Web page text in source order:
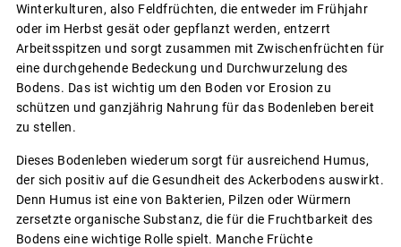
Winterkulturen, also Feldfrüchten, die entweder im Frühjahr
oder im Herbst gesät oder gepflanzt werden, entzerrt
Arbeitsspitzen und sorgt zusammen mit Zwischenfrüchten für
eine durchgehende Bedeckung und Durchwurzelung des
Bodens. Das ist wichtig um den Boden vor Erosion zu
schützen und ganzjährig Nahrung für das Bodenleben bereit
zu stellen.
Dieses Bodenleben wiederum sorgt für ausreichend Humus,
der sich positiv auf die Gesundheit des Ackerbodens auswirkt.
Denn Humus ist eine von Bakterien, Pilzen oder Würmern
zersetzte organische Substanz, die für die Fruchtbarkeit des
Bodens eine wichtige Rolle spielt. Manche Früchte